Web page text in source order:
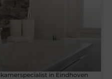
in Eindhoven